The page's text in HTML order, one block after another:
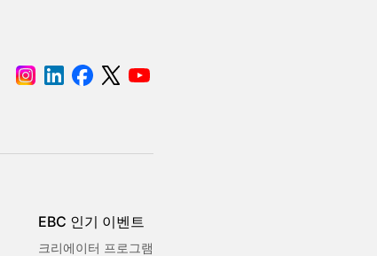
EBC 인기 이벤트
크리에이터 프로그램